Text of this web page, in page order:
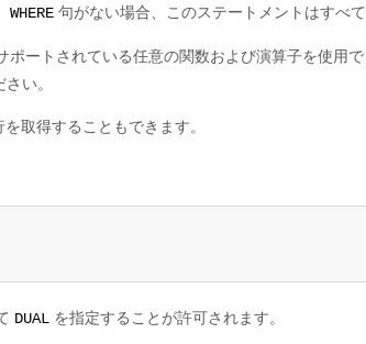
WHERE 句がない場合、このステートメントはすべて
ートされている任意の関数および演算子を使用で
い。
取得することもできます。
DUAL を指定することが許可されます。